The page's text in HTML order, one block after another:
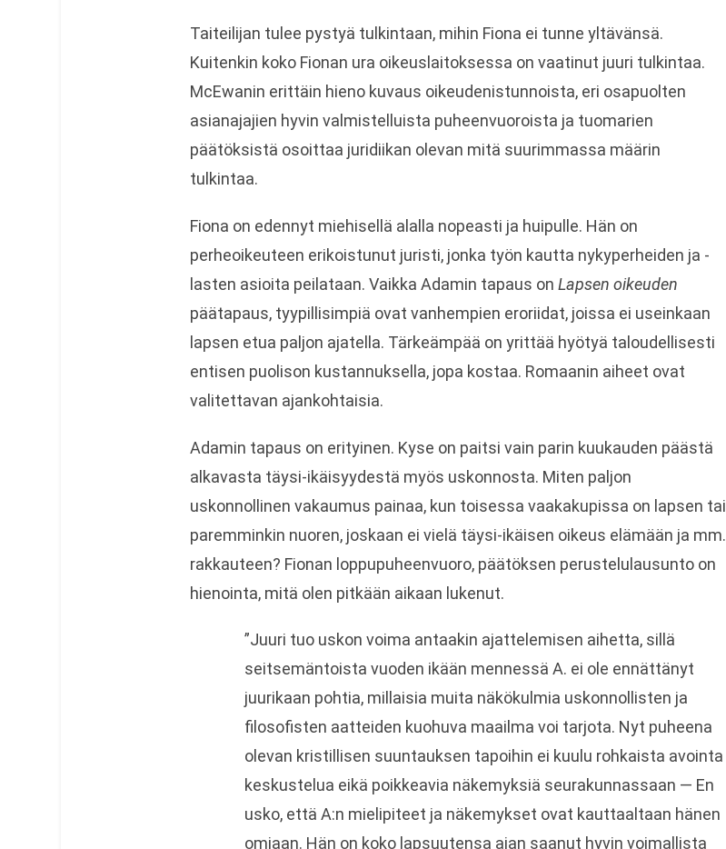
Taiteilijan tulee pystyä tulkintaan, mihin Fiona ei tunne yltävänsä.
Kuitenkin koko Fionan ura oikeuslaitoksessa on vaatinut juuri tulkintaa.
McEwanin erittäin hieno kuvaus oikeudenistunnoista, eri osapuolten
asianajajien hyvin valmistelluista puheenvuoroista ja tuomarien
päätöksistä osoittaa juridiikan olevan mitä suurimmassa määrin
tulkintaa.
Fiona on edennyt miehisellä alalla nopeasti ja huipulle. Hän on
perheoikeuteen erikoistunut juristi, jonka työn kautta nykyperheiden ja -
lasten asioita peilataan. Vaikka Adamin tapaus on Lapsen oikeuden
päätapaus, tyypillisimpiä ovat vanhempien eroriidat, joissa ei useinkaan
lapsen etua paljon ajatella. Tärkeämpää on yrittää hyötyä taloudellisesti
entisen puolison kustannuksella, jopa kostaa. Romaanin aiheet ovat
valitettavan ajankohtaisia.
Adamin tapaus on erityinen. Kyse on paitsi vain parin kuukauden päästä
alkavasta täysi-ikäisyydestä myös uskonnosta. Miten paljon
uskonnollinen vakaumus painaa, kun toisessa vaakakupissa on lapsen tai
paremminkin nuoren, joskaan ei vielä täysi-ikäisen oikeus elämään ja mm.
rakkauteen? Fionan loppupuheenvuoro, päätöksen perustelulausunto on
hienointa, mitä olen pitkään aikaan lukenut.
”Juuri tuo uskon voima antaakin ajattelemisen aihetta, sillä
seitsemäntoista vuoden ikään mennessä A. ei ole ennättänyt
juurikaan pohtia, millaisia muita näkökulmia uskonnollisten ja
filosofisten aatteiden kuohuva maailma voi tarjota. Nyt puheena
olevan kristillisen suuntauksen tapoihin ei kuulu rohkaista avointa
keskustelua eikä poikkeavia näkemyksiä seurakunnassaan — En
usko, että A:n mielipiteet ja näkemykset ovat kauttaaltaan hänen
omiaan. Hän on koko lapsuutensa ajan saanut hyvin voimallista